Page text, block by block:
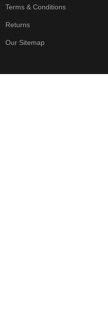
Terms & Conditions
Returns
Our Sitemap